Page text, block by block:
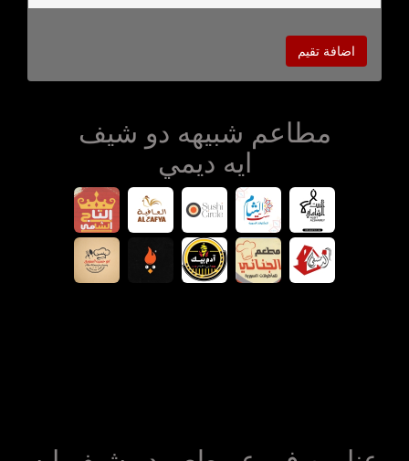
اضافة تقيم
مطاعم شبيهه دو شيف
ايه ديمي